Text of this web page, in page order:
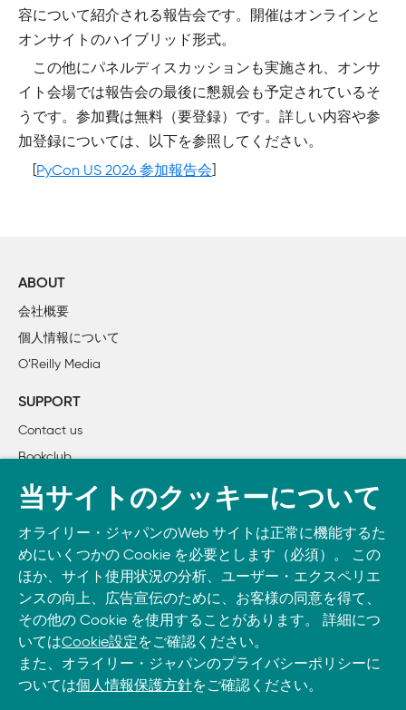
容について紹介される報告会です。開催はオンラインと
オンサイトのハイブリッド形式。
この他にパネルディスカッションも実施され、オンサ
イト会場では報告会の最後に懇親会も予定されているそ
うです。参加費は無料（要登録）です。詳しい内容や参
加登録については、以下を参照してください。
PyCon US 2026 参加報告会
ABOUT
会社概要
個人情報について
O’Reilly Media
SUPPORT
Contact us
Bookclub
書籍注文
Take O’Reilly with you and learn anywhere, anytime on your
phone
and tablet.
当サイトのクッキーについて
オライリー・ジャパンのWeb サイトは正常に機能するた
めにいくつかの Cookie を必要とします（必須）。 この
ほか、サイト使用状況の分析、ユーザー・エクスペリエ
ンスの向上、広告宣伝のために、お客様の同意を得て、
その他の Cookie を使用することがあります。 詳細につ
いてはCookie設定をご確認ください。
また、オライリー・ジャパンのプライバシーポリシーに
ついては個人情報保護方針をご確認ください。